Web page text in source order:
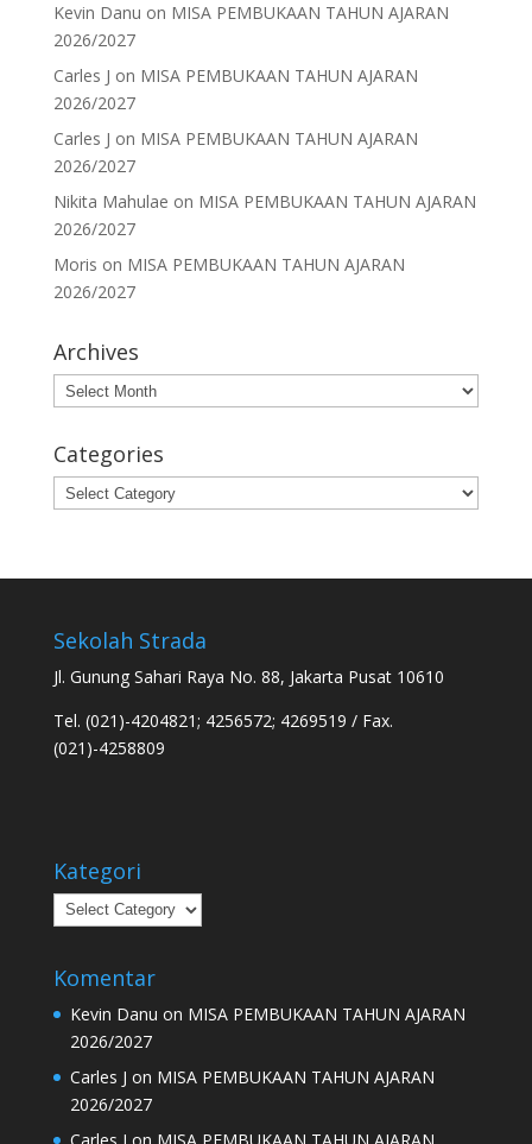
Kevin Danu on MISA PEMBUKAAN TAHUN AJARAN
2026/2027
Carles J on MISA PEMBUKAAN TAHUN AJARAN
2026/2027
Carles J on MISA PEMBUKAAN TAHUN AJARAN
2026/2027
Nikita Mahulae on MISA PEMBUKAAN TAHUN AJARAN
2026/2027
Moris on MISA PEMBUKAAN TAHUN AJARAN
2026/2027
Archives
Archives
Categories
Categories
Sekolah Strada
Jl. Gunung Sahari Raya No. 88, Jakarta Pusat 10610
Tel. (021)-4204821; 4256572; 4269519 / Fax.
(021)-4258809
Kategori
Kategori
Komentar
Kevin Danu on MISA PEMBUKAAN TAHUN AJARAN
2026/2027
Carles J on MISA PEMBUKAAN TAHUN AJARAN
2026/2027